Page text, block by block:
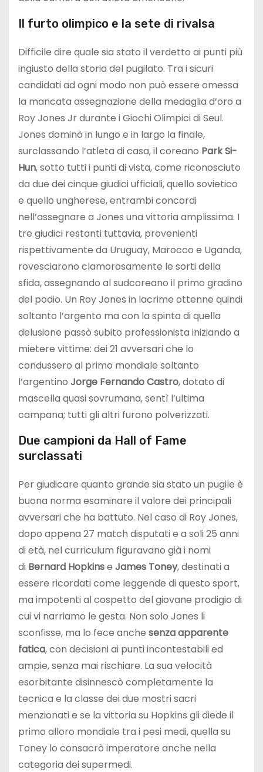
Il furto olimpico e la sete di rivalsa
Difficile dire quale sia stato il verdetto ai punti più
ingiusto della storia del pugilato. Tra i sicuri
candidati ad ogni modo non può essere omessa
la mancata assegnazione della medaglia d’oro a
Roy Jones Jr durante i Giochi Olimpici di Seul.
Jones dominò in lungo e in largo la finale,
surclassando l’atleta di casa, il coreano Park Si-
Hun, sotto tutti i punti di vista, come riconosciuto
da due dei cinque giudici ufficiali, quello sovietico
e quello ungherese, entrambi concordi
nell’assegnare a Jones una vittoria amplissima. I
tre giudici restanti tuttavia, provenienti
rispettivamente da Uruguay, Marocco e Uganda,
rovesciarono clamorosamente le sorti della
sfida, assegnando al sudcoreano il primo gradino
del podio. Un Roy Jones in lacrime ottenne quindi
soltanto l’argento ma con la spinta di quella
delusione passò subito professionista iniziando a
mietere vittime: dei 21 avversari che lo
condussero al primo mondiale soltanto
l’argentino Jorge Fernando Castro, dotato di
mascella quasi sovrumana, sentì l’ultima
campana; tutti gli altri furono polverizzati.
Due campioni da Hall of Fame
surclassati
Per giudicare quanto grande sia stato un pugile è
buona norma esaminare il valore dei principali
avversari che ha battuto. Nel caso di Roy Jones,
dopo appena 27 match disputati e a soli 25 anni
di età, nel curriculum figuravano già i nomi
di Bernard Hopkinse James Toney, destinati a
essere ricordati come leggende di questo sport,
ma impotenti al cospetto del giovane prodigio di
cui vi narriamo le gesta. Non solo Jones li
sconfisse, ma lo fece anche senza apparente
fatica, con decisioni ai punti incontestabili ed
ampie, senza mai rischiare. La sua velocità
esorbitante disinnescò completamente la
tecnica e la classe dei due mostri sacri
menzionati e se la vittoria su Hopkins gli diede il
primo alloro mondiale tra i pesi medi, quella su
Toney lo consacrò imperatore anche nella
categoria dei supermedi.